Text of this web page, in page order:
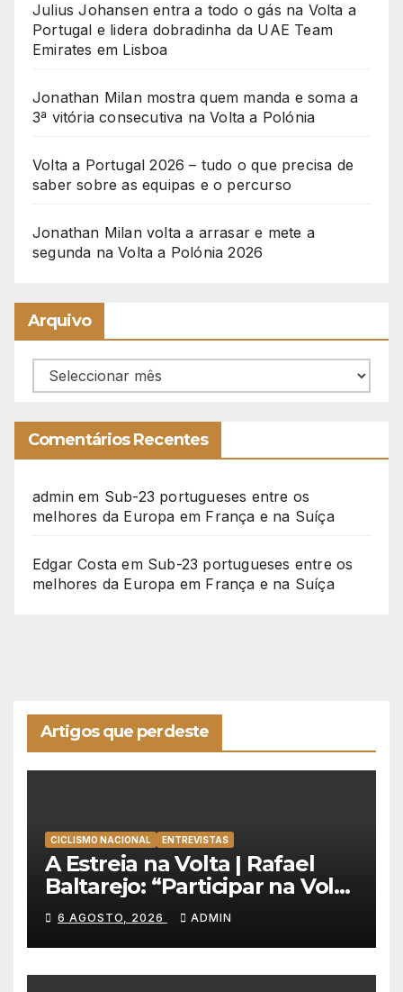
Julius Johansen entra a todo o gás na Volta a
Portugal e lidera dobradinha da UAE Team
Emirates em Lisboa
Jonathan Milan mostra quem manda e soma a
3ª vitória consecutiva na Volta a Polónia
Volta a Portugal 2026 – tudo o que precisa de
saber sobre as equipas e o percurso
Jonathan Milan volta a arrasar e mete a
segunda na Volta a Polónia 2026
Arquivo
Arquivo
Comentários Recentes
admin em Sub-23 portugueses entre os
melhores da Europa em França e na Suíça
Edgar Costa em Sub-23 portugueses entre os
melhores da Europa em França e na Suíça
Artigos que perdeste
CICLISMO NACIONAL ENTREVISTAS
A Estreia na Volta | Rafael
Baltarejo: “Participar na Volta
a Portugal é o sonho de
qualquer ciclista”
6 AGOSTO, 2026 ADMIN